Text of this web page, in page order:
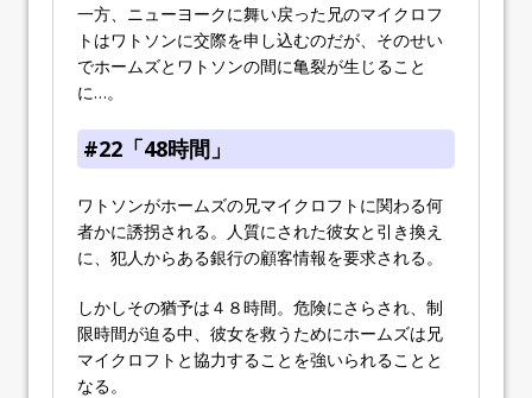
一方、ニューヨークに舞い戻った兄のマイクロフ
トはワトソンに交際を申し込むのだが、そのせい
でホームズとワトソンの間に亀裂が生じること
に…。
#22「48時間」
ワトソンがホームズの兄マイクロフトに関わる何
者かに誘拐される。人質にされた彼女と引き換え
に、犯人からある銀行の顧客情報を要求される。
しかしその猶予は４８時間。危険にさらされ、制
限時間が迫る中、彼女を救うためにホームズは兄
マイクロフトと協力することを強いられることと
なる。